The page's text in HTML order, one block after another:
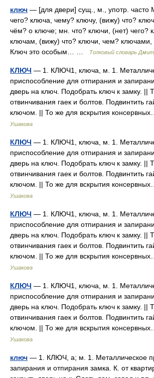
ключ — [для двери] сущ., м., употр. часто
чего? ключа, чему? ключу, (вижу) что?
чём? о ключе; мн. что? ключи, (нет) чего?
ключам, (вижу) что? ключи, чем? ключами,
Ключ это особым… …
Толковый словарь
КЛЮЧ — 1. КЛЮЧ1, ключа, м. 1.
приспособление для отпирания и
дверь на ключ. Подобрать ключ к замку. ||
отвинчивания гаек и болтов. Подвинтить
ключом. || То же для вскрытия
Ушакова
КЛЮЧ — 1. КЛЮЧ1, ключа, м. 1.
приспособление для отпирания и
дверь на ключ. Подобрать ключ к замку. ||
отвинчивания гаек и болтов. Подвинтить
ключом. || То же для вскрытия
Ушакова
КЛЮЧ — 1. КЛЮЧ1, ключа, м. 1.
приспособление для отпирания и
дверь на ключ. Подобрать ключ к замку. ||
отвинчивания гаек и болтов. Подвинтить
ключом. || То же для вскрытия
Ушакова
КЛЮЧ — 1. КЛЮЧ1, ключа, м. 1.
приспособление для отпирания и
дверь на ключ. Подобрать ключ к замку. ||
отвинчивания гаек и болтов. Подвинтить
ключом. || То же для вскрытия
Ушакова
ключ — 1. КЛЮЧ, а; м. 1. Металлическое
запирания и отпирания замка. К. от